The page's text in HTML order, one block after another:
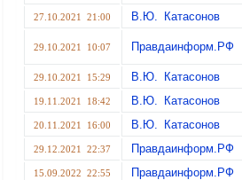
27.10.2021 21:00 В.Ю. Катасонов
29.10.2021 10:07 Правдаинформ.РФ
29.10.2021 15:29 В.Ю. Катасонов
19.11.2021 18:42 В.Ю. Катасонов
20.11.2021 16:00 В.Ю. Катасонов
29.12.2021 22:37 Правдаинформ.РФ
15.09.2022 22:55 Правдаинформ.РФ